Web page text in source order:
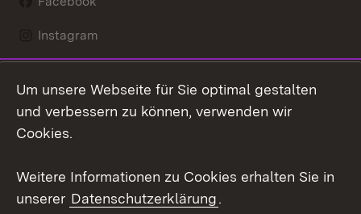
Instagram
Mastodon
Youtube
Kontakt
Datenschutz
Um unsere Webseite für Sie optimal gestalten
und verbessern zu können, verwenden wir
Cookies.
Weitere Informationen zu Cookies erhalten Sie in
unserer Datenschutzerklärung.